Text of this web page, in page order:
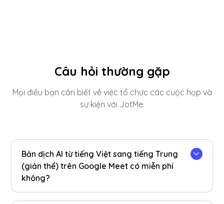
Câu hỏi thường gặp
Mọi điều bạn cần biết về việc tổ chức các cuộc họp và
sự kiện với JotMe.
Bản dịch AI từ tiếng Việt sang tiếng Trung
(giản thể) trên Google Meet có miễn phí
không?